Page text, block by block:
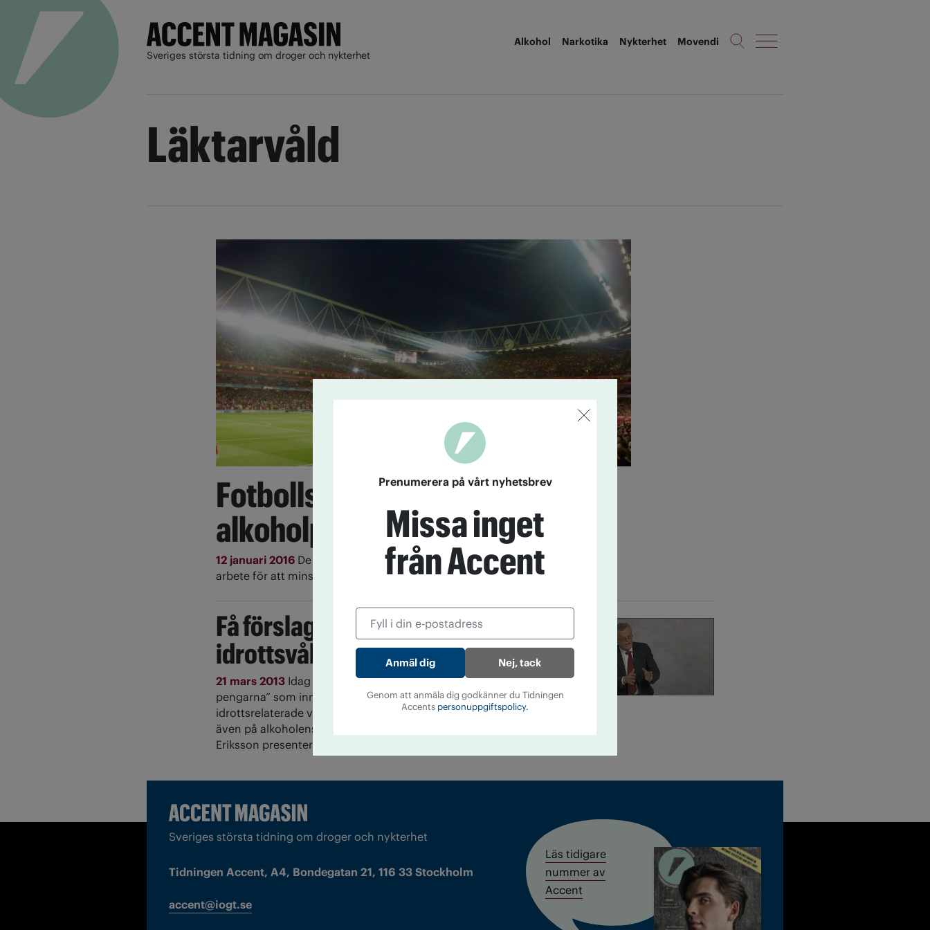
Sveriges största tidning om droger och nykterhet
Alkohol Narkotika Nykterhet Movendi
Läktarvåld
Fotbollsklubbar i
alkoholprojekt
12 januari 2016 De allsvenska fotbollsklubbarna i Stockholm inleder ett
arbete för att minska alkoholrelaterade problem vid matcherna.
Få förslag om alkohol i
idrottsvåldsutredning
21 mars 2013 Idag presenterades utredningen ”Mer glädje för
pengarna” som innehåller förslag på åtgärder mot det
idrottsrelaterade våldet. I utredningens uppdrag ingick att titta
även på alkoholens roll i sammanhanget – men utredaren Björn
Eriksson presenterar få förslag på området.
Sveriges största tidning om droger och nykterhet
Tidningen Accent, A4, Bondegatan 21, 116 33 Stockholm
accent@iogt.se
Läs tidigare
nummer av
Accent
Prenumerera på vårt nyhetsbrev
Missa inget
från Accent
Nej, tack
Genom att anmäla dig godkänner du Tidningen
Accents personuppgiftspolicy.